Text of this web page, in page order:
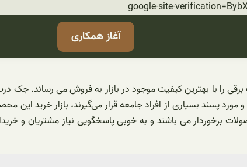
google-site-رفتن
به
محتوا
آغاز همکاری
500 این محصولات باکیفیت برقی را با بهترین کیفیت موجود در بازار به
و مورد پسند بسیاری از افراد جامعه قرار می‌گیرند، بازار خرید
برخوردار می باشند و به خوبی پاسخگویی نیاز مشتریان و